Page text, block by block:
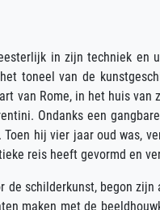
in zijn techniek
toneel van de
van Rome, in het huis
Ondanks een
hij vier jaar oud was,
reis heeft gevormd en
de schilderkunst, begon
maken met de